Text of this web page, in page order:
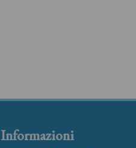
Informazioni